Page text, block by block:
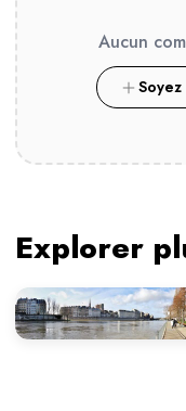
Aucun
Explorer